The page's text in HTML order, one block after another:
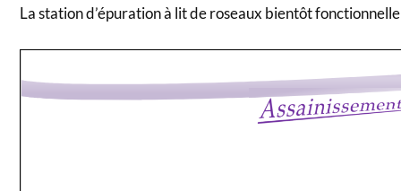
La station d’épuration à lit de roseaux bientôt